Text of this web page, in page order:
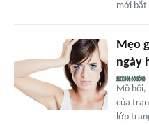
mới bắt
Mẹo
ngày
Mồ hôi,
của
lớp